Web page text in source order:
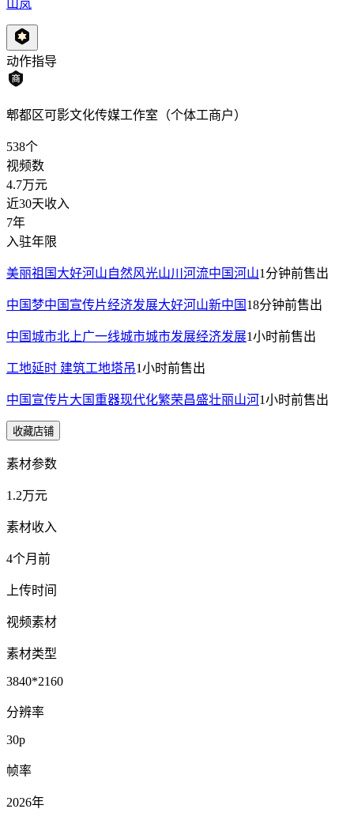
山岚
动作指导
郫都区可影文化传媒工作室（个体工商户）
538个
视频数
4.7万元
近30天收入
7年
入驻年限
美丽祖国大好河山自然风光山川河流中国河山1分钟前售出
中国梦中国宣传片经济发展大好河山新中国 18分钟前售出
中国城市北上广一线城市城市发展经济发展1小时前售出
工地延时 建筑工地塔吊1小时前售出
中国宣传片大国重器现代化繁荣昌盛壮丽山河1小时前售出
收藏店铺
素材参数
1.2万元
素材收入
4个月前
上传时间
视频素材
素材类型
3840*2160
分辨率
30p
帧率
2026年